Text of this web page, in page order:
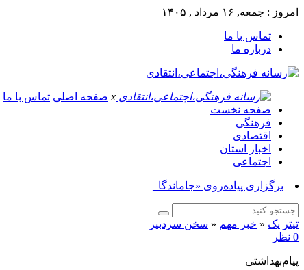
امروز : جمعه, ۱۶ مرداد , ۱۴۰۵
تماس با ما
درباره ما
x صفحه اصلی تماس با ما
صفحه نخست
فرهنگی
اقتصادی
اخبار استان
اجتماعی
برگزاری پیاده‌روی «جاماندگان اربعین حسینی»_
تیتر یک « خبر مهم « سخن سردبیر
0 نظر
پیام‌بهداشتی